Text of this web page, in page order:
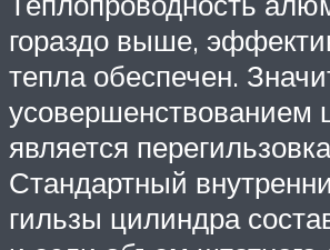
гораздо выше,
тепла обеспечен.
усовершенствованием
является
Стандартный
гильзы цилиндра